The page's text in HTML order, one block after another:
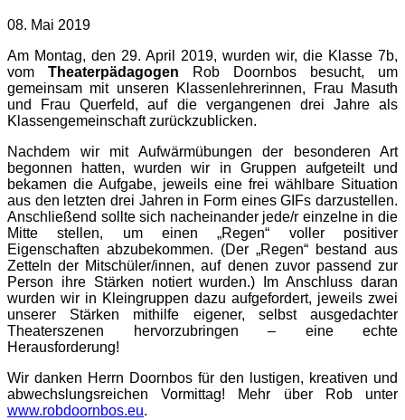
08. Mai 2019
Am Montag, den 29. April 2019, wurden wir, die Klasse 7b,
vom Theaterpädagogen Rob Doornbos besucht, um
gemeinsam mit unseren Klassenlehrerinnen, Frau Masuth
und Frau Querfeld, auf die vergangenen drei Jahre als
Klassengemeinschaft zurückzublicken.
Nachdem wir mit Aufwärmübungen der besonderen Art
begonnen hatten, wurden wir in Gruppen aufgeteilt und
bekamen die Aufgabe, jeweils eine frei wählbare Situation
aus den letzten drei Jahren in Form eines GIFs darzustellen.
Anschließend sollte sich nacheinander jede/r einzelne in die
Mitte stellen, um einen „Regen“ voller positiver
Eigenschaften abzubekommen. (Der „Regen“ bestand aus
Zetteln der Mitschüler/innen, auf denen zuvor passend zur
Person ihre Stärken notiert wurden.) Im Anschluss daran
wurden wir in Kleingruppen dazu aufgefordert, jeweils zwei
unserer Stärken mithilfe eigener, selbst ausgedachter
Theaterszenen hervorzubringen – eine echte
Herausforderung!
Wir danken Herrn Doornbos für den lustigen, kreativen und
abwechslungsreichen Vormittag! Mehr über Rob unter
www.robdoornbos.eu.